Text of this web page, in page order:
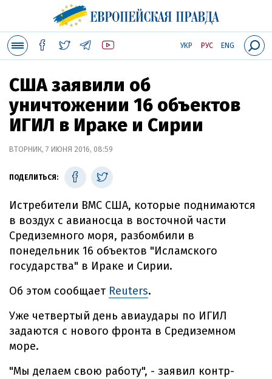
УКР РУС ENG
США заявили об
уничтожении 16 объектов
ИГИЛ в Ираке и Сирии
ВТОРНИК, 7 ИЮНЯ 2016, 08:59
ПОДЕЛИТЬСЯ:
Истребители ВМС США, которые поднимаются
в воздух с авианосца в восточной части
Средиземного моря, разбомбили в
понедельник 16 объектов "Исламского
государства" в Ираке и Сирии.
Об этом сообщает Reuters.
Уже четвертый день авиаудары по ИГИЛ
задаются с нового фронта в Средиземном
море.
"Мы делаем свою работу", - заявил контр-